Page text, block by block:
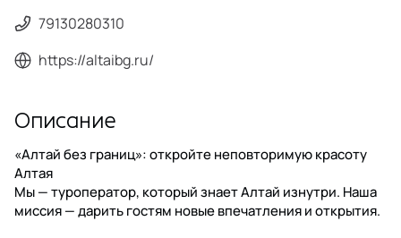
79130280310
https://altaibg.ru/
Описание
«Алтай без границ»: откройте неповторимую красоту
Алтая
Мы — туроператор, который знает Алтай изнутри. Наша
миссия — дарить гостям новые впечатления и открытия.